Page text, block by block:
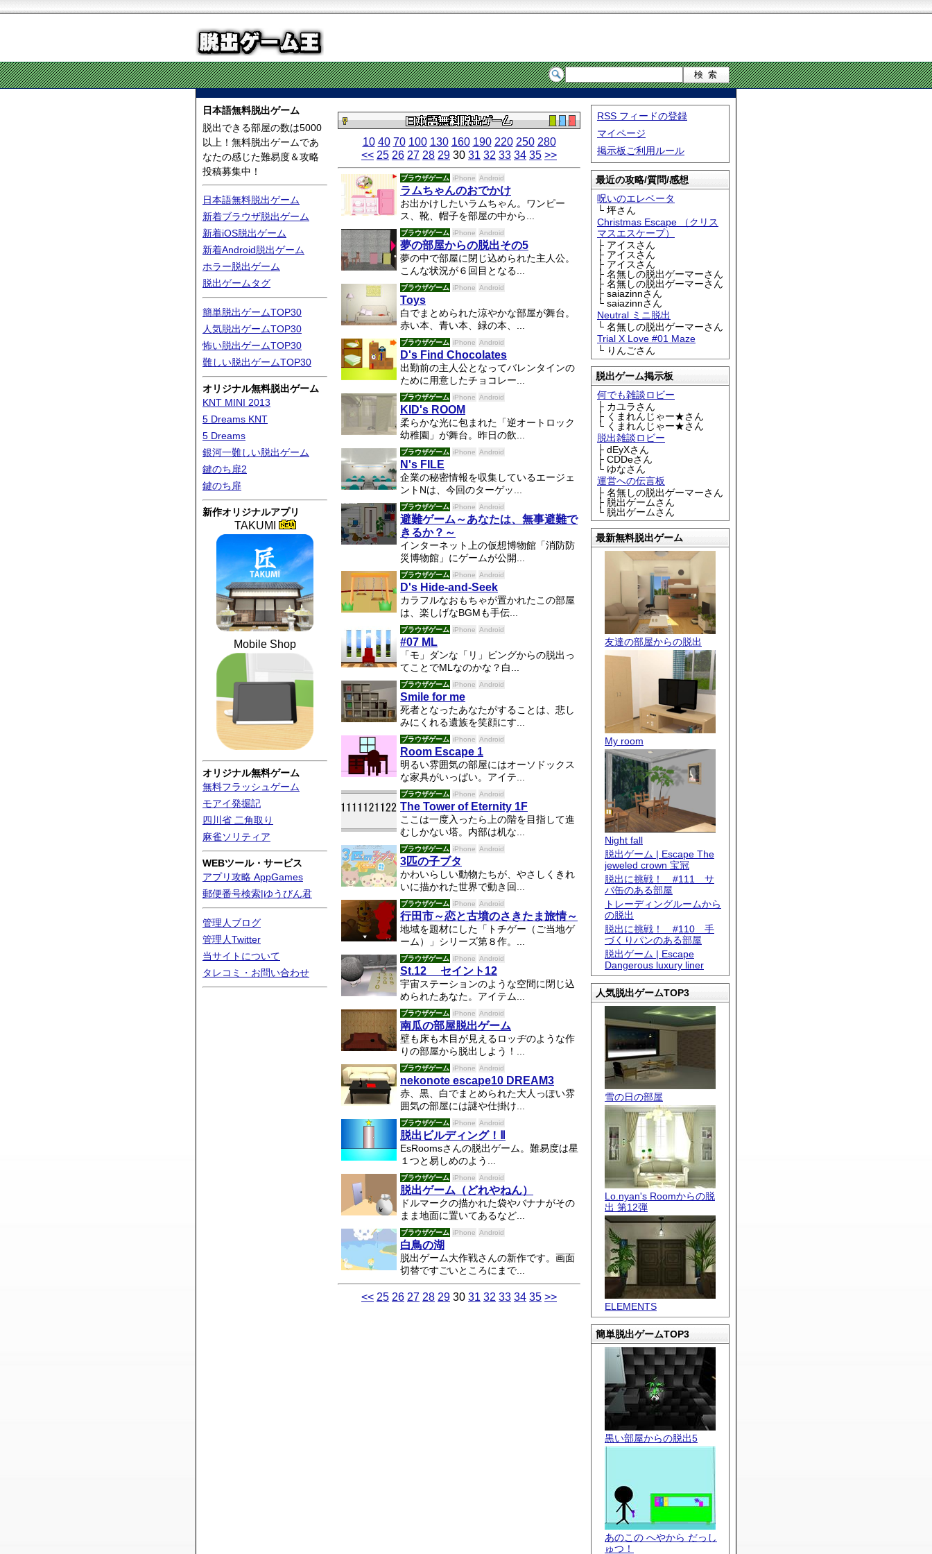
日本語無料脱出ゲーム
脱出できる部屋の数は5000
以上！無料脱出ゲームであ
なたの感じた難易度＆攻略
投稿募集中！
日本語無料脱出ゲーム
新着ブラウザ脱出ゲーム
新着iOS脱出ゲーム
新着Android脱出ゲーム
ホラー脱出ゲーム
脱出ゲームタグ
簡単脱出ゲームTOP30
人気脱出ゲームTOP30
怖い脱出ゲームTOP30
難しい脱出ゲームTOP30
オリジナル無料脱出ゲーム
KNT MINI 2013
5 Dreams KNT
5 Dreams
銀河一難しい脱出ゲーム
鍵のち扉2
鍵のち扉
新作オリジナルアプリ
TAKUMI
Mobile Shop
オリジナル無料ゲーム
無料フラッシュゲーム
モアイ発掘記
四川省 二角取り
麻雀ソリティア
WEBツール・サービス
アプリ攻略 AppGames
郵便番号検索|ゆうびん君
管理人ブログ
管理人Twitter
当サイトについて
タレコミ・お問い合わせ
RSS フィードの登録
マイページ
掲示板ご利用ルール
最近の攻略/質問/感想
呪いのエレベータ
└ 坪さん
Christmas Escape （クリス
マスエスケープ）
├ アイスさん
├ アイスさん
├ アイスさん
├ 名無しの脱出ゲーマーさん
├ 名無しの脱出ゲーマーさん
├ saiazinnさん
└ saiazinnさん
Neutral ミニ脱出
└ 名無しの脱出ゲーマーさん
Trial X Love #01 Maze
└ りんごさん
脱出ゲーム掲示板
何でも雑談ロビー
├ カユラさん
├ くまれんじゃー★さん
└ くまれんじゃー★さん
脱出雑談ロビー
├ dEyXさん
├ CDDeさん
└ ゆなさん
運営への伝言板
├ 名無しの脱出ゲーマーさん
├ 脱出ゲームさん
└ 脱出ゲームさん
最新無料脱出ゲーム
友達の部屋からの脱出
My room
Night fall
脱出ゲーム | Escape The
jeweled crown 宝冠
脱出に挑戦！ #111 サ
バ缶のある部屋
トレーディングルームから
の脱出
脱出に挑戦！ #110 手
づくりパンのある部屋
脱出ゲーム | Escape
Dangerous luxury liner
人気脱出ゲームTOP3
雪の日の部屋
Lo.nyan's Roomからの脱
出 第12弾
ELEMENTS
簡単脱出ゲームTOP3
黒い部屋からの脱出5
あのこの へやから だっし
ゅつ！
10 40 70 100 130 160 190 220 250 280
<< 25 26 27 28 29 30 31 32 33 34 35 >>
ブラウザゲーム iPhone Android
ラムちゃんのおでかけ
お出かけしたいラムちゃん。ワンピー
ス、靴、帽子を部屋の中から...
ブラウザゲーム iPhone Android
夢の部屋からの脱出その5
夢の中で部屋に閉じ込められた主人公。
こんな状況が６回目となる...
ブラウザゲーム iPhone Android
Toys
白でまとめられた涼やかな部屋が舞台。
赤い本、青い本、緑の本、...
ブラウザゲーム iPhone Android
D's Find Chocolates
出勤前の主人公となってバレンタインの
ために用意したチョコレー...
ブラウザゲーム iPhone Android
KID's ROOM
柔らかな光に包まれた「逆オートロック
幼稚園」が舞台。昨日の飲...
ブラウザゲーム iPhone Android
N's FILE
企業の秘密情報を収集しているエージェ
ントNは、今回のターゲッ...
ブラウザゲーム iPhone Android
避難ゲーム～あなたは、無事避難で
きるか？～
インターネット上の仮想博物館「消防防
災博物館」にゲームが公開...
ブラウザゲーム iPhone Android
D's Hide-and-Seek
カラフルなおもちゃが置かれたこの部屋
は、楽しげなBGMも手伝...
ブラウザゲーム iPhone Android
#07 ML
「モ」ダンな「リ」ビングからの脱出っ
てことでMLなのかな？白...
ブラウザゲーム iPhone Android
Smile for me
死者となったあなたがすることは、悲し
みにくれる遺族を笑顔にす...
ブラウザゲーム iPhone Android
Room Escape 1
明るい雰囲気の部屋にはオーソドックス
な家具がいっぱい。アイテ...
ブラウザゲーム iPhone Android
The Tower of Eternity 1F
ここは一度入ったら上の階を目指して進
むしかない塔。内部は机な...
ブラウザゲーム iPhone Android
3匹の子ブタ
かわいらしい動物たちが、やさしくきれ
いに描かれた世界で動き回...
ブラウザゲーム iPhone Android
行田市～恋と古墳のさきたま旅情～
地域を題材にした「トチゲー（ご当地ゲ
ーム）」シリーズ第８作。...
ブラウザゲーム iPhone Android
St.12 セイント12
宇宙ステーションのような空間に閉じ込
められたあなた。アイテム...
ブラウザゲーム iPhone Android
南瓜の部屋脱出ゲーム
壁も床も木目が見えるロッヂのような作
りの部屋から脱出しよう！...
ブラウザゲーム iPhone Android
nekonote escape10 DREAM3
赤、黒、白でまとめられた大人っぽい雰
囲気の部屋には謎や仕掛け...
ブラウザゲーム iPhone Android
脱出ビルディング！Ⅱ
EsRoomsさんの脱出ゲーム。難易度は星
１つと易しめのよう...
ブラウザゲーム iPhone Android
脱出ゲーム（どれやねん）
ドルマークの描かれた袋やバナナがその
まま地面に置いてあるなど...
ブラウザゲーム iPhone Android
白鳥の湖
脱出ゲーム大作戦さんの新作です。画面
切替ですごいところにまで...
<< 25 26 27 28 29 30 31 32 33 34 35 >>